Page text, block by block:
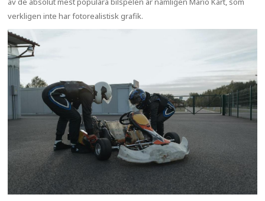
verkligen inte har fotorealistisk grafik.